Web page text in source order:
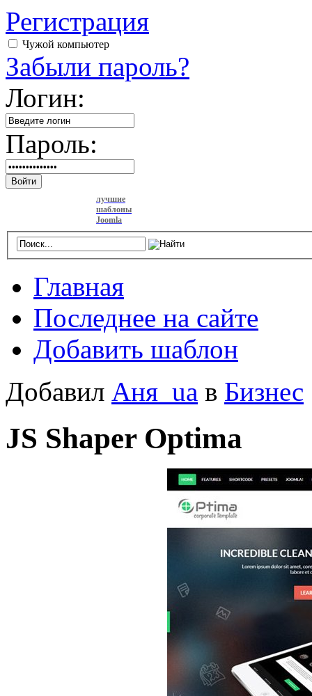
Регистрация
Чужой компьютер
Забыли пароль?
Логин:
Пароль:
Войти
лучшие
шаблоны
Joomla
Главная
Последнее на сайте
Добавить шаблон
Добавил Аня_ua в Бизнес
JS Shaper Optima